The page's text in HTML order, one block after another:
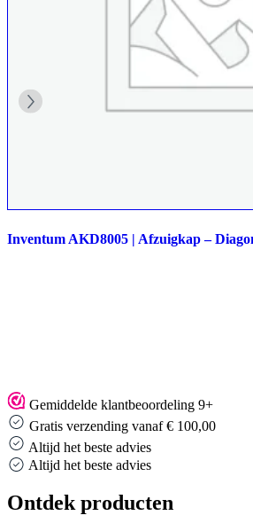
Inventum AKD8005 | Afzuigkap –
Gemiddelde klantbeoordeling 9+
Gratis verzending vanaf € 100,00
Altijd het beste advies
Altijd het beste advies
Ontdek producten